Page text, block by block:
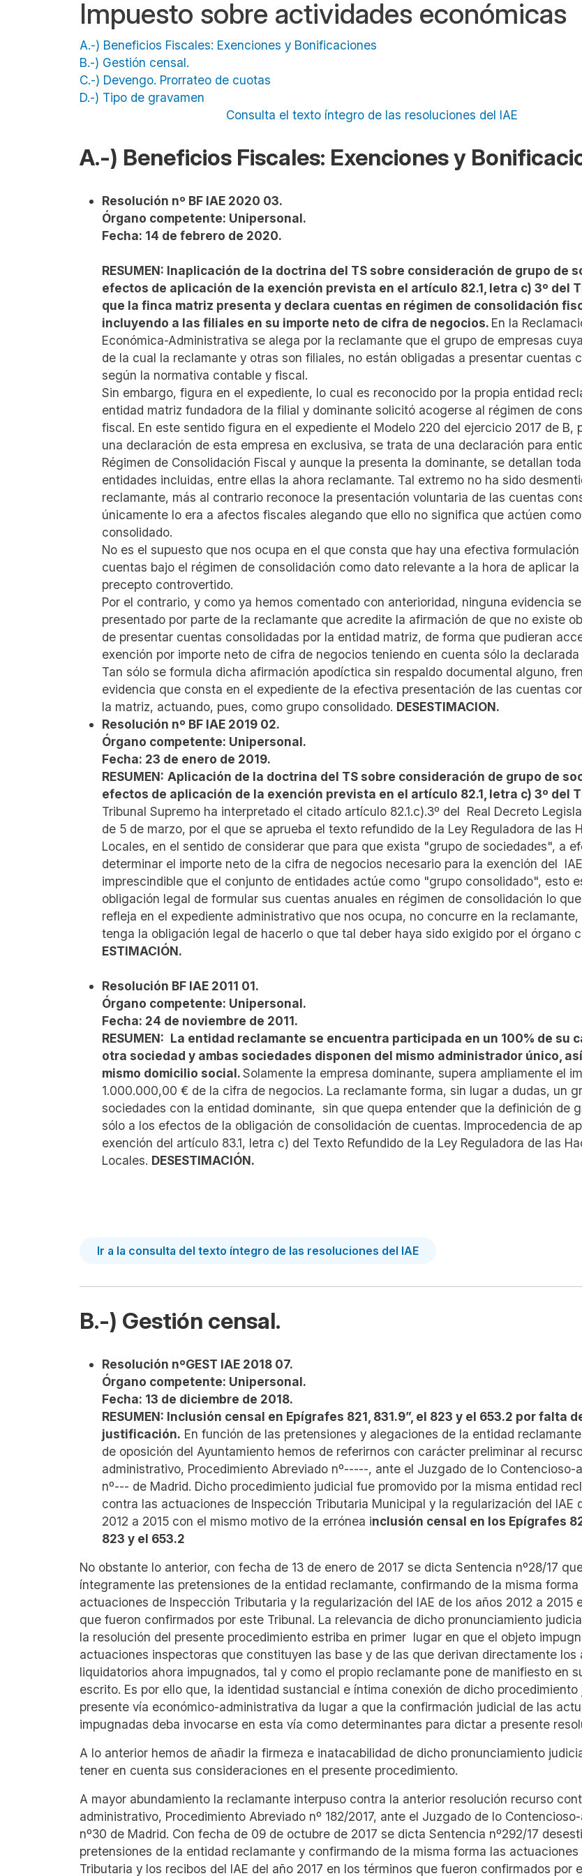
Impuesto sobre actividades económicas
A.-) Beneficios Fiscales: Exenciones y Bonificaciones
B.-) Gestión censal.
C.-) Devengo. Prorrateo de cuotas
D.-) Tipo de gravamen
Consulta el texto íntegro de las resoluciones del IAE
A.-) Beneficios Fiscales: Exenciones y
Resolución nº BF IAE 2020 03.
Órgano competente: Unipersonal.
Fecha: 14 de febrero de 2020.
RESUMEN: Inaplicación de la doctrina del TS sobre consideración de grupo de
efectos de aplicación de la exención prevista en el artículo 82.1, letra c) 3º del
que la finca matriz presenta y declara cuentas en régimen de consolidación
incluyendo a las filiales en su importe neto de cifra de negocios. En la
Económica-Administrativa se alega por la reclamante que el grupo de empresas
de la cual la reclamante y otras son filiales, no están obligadas a presentar cuentas
según la normativa contable y fiscal.
Sin embargo, figura en el expediente, lo cual es reconocido por la propia entidad
entidad matriz fundadora de la filial y dominante solicitó acogerse al régimen de
fiscal. En este sentido figura en el expediente el Modelo 220 del ejercicio 2017 de B,
una declaración de esta empresa en exclusiva, se trata de una declaración para
Régimen de Consolidación Fiscal y aunque la presenta la dominante, se detallan
entidades incluidas, entre ellas la ahora reclamante. Tal extremo no ha sido
reclamante, más al contrario reconoce la presentación voluntaria de las cuentas
únicamente lo era a afectos fiscales alegando que ello no significa que actúen
consolidado.
No es el supuesto que nos ocupa en el que consta que hay una efectiva formulación
cuentas bajo el régimen de consolidación como dato relevante a la hora de aplicar
precepto controvertido.
Por el contrario, y como ya hemos comentado con anterioridad, ninguna evidencia
presentado por parte de la reclamante que acredite la afirmación de que no existe
de presentar cuentas consolidadas por la entidad matriz, de forma que pudieran
exención por importe neto de cifra de negocios teniendo en cuenta sólo la declarada
Tan sólo se formula dicha afirmación apodíctica sin respaldo documental alguno,
evidencia que consta en el expediente de la efectiva presentación de las cuentas
la matriz, actuando, pues, como grupo consolidado. DESESTIMACION.
Resolución nº BF IAE 2019 02.
Órgano competente: Unipersonal.
Fecha: 23 de enero de 2019.
RESUMEN: Aplicación de la doctrina del TS sobre consideración de grupo de
efectos de aplicación de la exención prevista en el artículo 82.1, letra c) 3º del
Tribunal Supremo ha interpretado el citado artículo 82.1.c).3º del Real Decreto
de 5 de marzo, por el que se aprueba el texto refundido de la Ley Reguladora de las
Locales, en el sentido de considerar que para que exista "grupo de sociedades", a
determinar el importe neto de la cifra de negocios necesario para la exención del
imprescindible que el conjunto de entidades actúe como "grupo consolidado", esto
obligación legal de formular sus cuentas anuales en régimen de consolidación lo
refleja en el expediente administrativo que nos ocupa, no concurre en la
tenga la obligación legal de hacerlo o que tal deber haya sido exigido por el órgano
ESTIMACIÓN.
Resolución BF IAE 2011 01.
Órgano competente: Unipersonal.
Fecha: 24 de noviembre de 2011.
RESUMEN: La entidad reclamante se encuentra participada en un 100% de su
otra sociedad y ambas sociedades disponen del mismo administrador único,
mismo domicilio social.Solamente la empresa dominante, supera ampliamente el
1.000.000,00 € de la cifra de negocios. La reclamante forma, sin lugar a dudas, un
sociedades con la entidad dominante, sin que quepa entender que la definición de
sólo a los efectos de la obligación de consolidación de cuentas. Improcedencia de
exención del artículo 83.1, letra c) del Texto Refundido de la Ley Reguladora de las
Locales. DESESTIMACIÓN.
Ir a la consulta del texto íntegro de las resoluciones del IAE
B.-) Gestión censal.
Resolución nºGEST IAE 2018 07.
Órgano competente: Unipersonal.
Fecha: 13 de diciembre de 2018.
RESUMEN: Inclusión censal en Epígrafes 821, 831.9”, el 823 y el 653.2 por falta
justificación. En función de las pretensiones y alegaciones de la entidad
de oposición del Ayuntamiento hemos de referirnos con carácter preliminar al
administrativo, Procedimiento Abreviado nº-----, ante el Juzgado de lo Contencioso-
nº--- de Madrid. Dicho procedimiento judicial fue promovido por la misma entidad
contra las actuaciones de Inspección Tributaria Municipal y la regularización del IAE
2012 a 2015 con el mismo motivo de la errónea inclusión censal en los Epígrafes
823 y el 653.2
No obstante lo anterior, con fecha de 13 de enero de 2017 se dicta Sentencia nº28/17
íntegramente las pretensiones de la entidad reclamante, confirmando de la misma forma
actuaciones de Inspección Tributaria y la regularización del IAE de los años 2012 a 2015
que fueron confirmados por este Tribunal. La relevancia de dicho pronunciamiento
la resolución del presente procedimiento estriba en primer lugar en que el objeto
actuaciones inspectoras que constituyen las base y de las que derivan directamente los
liquidatorios ahora impugnados, tal y como el propio reclamante pone de manifiesto en
escrito. Es por ello que, la identidad sustancial e íntima conexión de dicho procedimiento
presente vía económico-administrativa da lugar a que la confirmación judicial de las
impugnadas deba invocarse en esta vía como determinantes para dictar a presente
A lo anterior hemos de añadir la firmeza e inatacabilidad de dicho pronunciamiento
tener en cuenta sus consideraciones en el presente procedimiento.
A mayor abundamiento la reclamante interpuso contra la anterior resolución recurso
administrativo, Procedimiento Abreviado nº 182/2017, ante el Juzgado de lo
nº30 de Madrid. Con fecha de 09 de octubre de 2017 se dicta Sentencia nº292/17
pretensiones de la entidad reclamante y confirmando de la misma forma las actuaciones
Tributaria y los recibos del IAE del año 2017 en los términos que fueron confirmados por